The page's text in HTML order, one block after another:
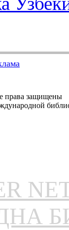
права защищены